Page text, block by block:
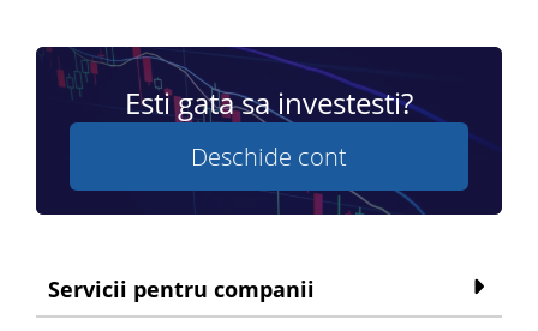
Esti gata sa investesti?
Deschide cont
Servicii pentru companii